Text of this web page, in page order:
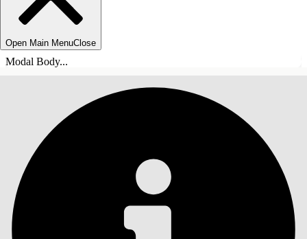
Open Main MenuClose
Modal Body...
INNEHÅLLSFÖRTECKNINGAR